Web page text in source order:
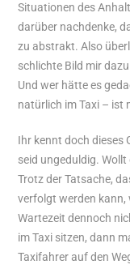
Situationen des
darüber nachdenke,
zu abstrakt. Also
schlichte Bild mir
Und wer hätte es
natürlich im Taxi – ist
Ihr kennt doch dieses
seid ungeduldig.
Trotz der Tatsache,
verfolgt werden kann,
Wartezeit dennoch
im Taxi sitzen, dann
Taxifahrer auf den